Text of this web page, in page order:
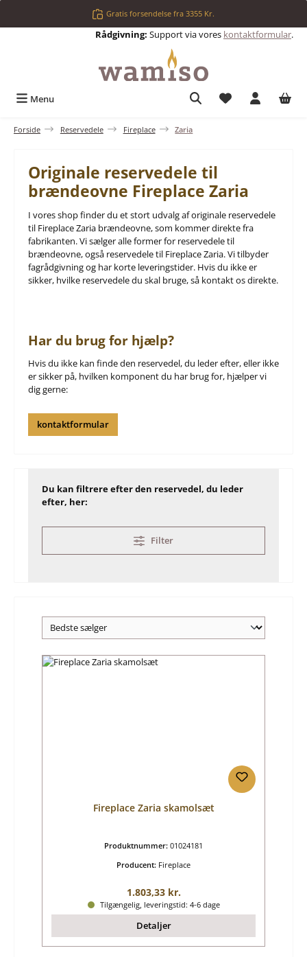
Gratis forsendelse fra 3355 Kr.
Rådgivning: Support via vores kontaktformular.
Menu Du har 0
Forside Reservedele Fireplace Zaria
Originale reservedele til
brændeovne Fireplace Zaria
I vores shop finder du et stort udvalg af originale reservedele
til Fireplace Zaria brændeovne, som kommer direkte fra
fabrikanten. Vi sælger alle former for reservedele til
brændeovne, også reservedele til Fireplace Zaria. Vi tilbyder
fagrådgivning og har korte leveringstider. Hvis du ikke er
sikker, hvilke reservedele du skal bruge, så kontakt os direkte.
Har du brug for hjælp?
Hvis du ikke kan finde den reservedel, du leder efter, eller ikke
er sikker på, hvilken komponent du har brug for, hjælper vi
dig gerne:
kontaktformular
Du kan filtrere efter den reservedel, du leder
efter, her:
Filter
Fireplace Zaria skamolsæt
Produktnummer: 01024181
Producent: Fireplace
Almindelig pris:
1.803,33 kr.
Tilgængelig, leveringstid: 4-6 dage
Detaljer